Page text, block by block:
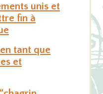
unis et
fin à
tant que
et